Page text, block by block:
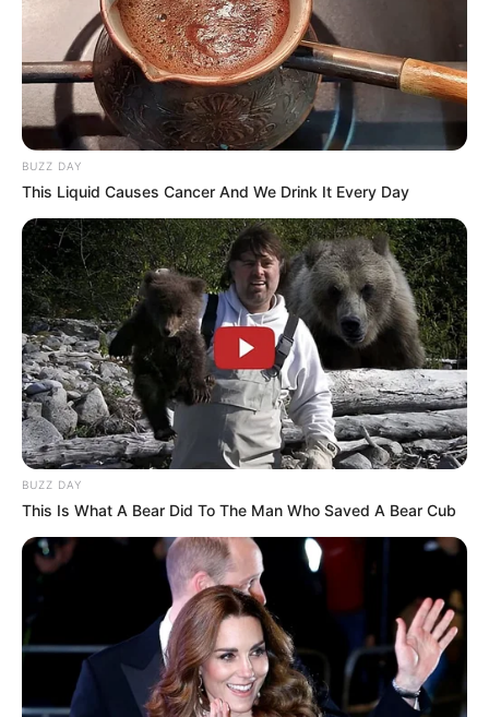
PRONOSTIC QUINTÉ de la meilleure presse
PMU
Retrouvez tous les jours les
pronostics de la presse sur
cette page
Vincennes les courses du PMU d’antan
BUZZ DAY
This Liquid Causes Cancer And We Drink It Every Day
BUZZ DAY
This Is What A Bear Did To The Man Who Saved A Bear Cub